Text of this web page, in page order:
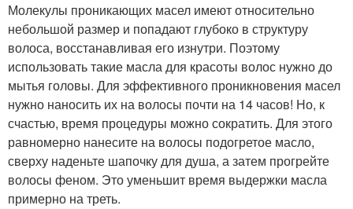
Молекулы проникающих масел имеют относительно
небольшой размер и попадают глубоко в структуру
волоса, восстанавливая его изнутри. Поэтому
использовать такие масла для красоты волос нужно до
мытья головы. Для эффективного проникновения масел
нужно наносить их на волосы почти на 14 часов! Но, к
счастью, время процедуры можно сократить. Для этого
равномерно нанесите на волосы подогретое масло,
сверху наденьте шапочку для душа, а затем прогрейте
волосы феном. Это уменьшит время выдержки масла
примерно на треть.